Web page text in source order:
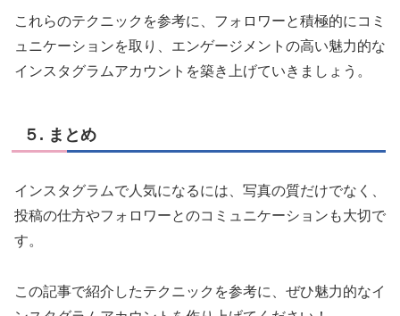
これらのテクニックを参考に、フォロワーと積極的にコミ
ュニケーションを取り、エンゲージメントの高い魅力的な
インスタグラムアカウントを築き上げていきましょう。
５. まとめ
インスタグラムで人気になるには、写真の質だけでなく、
投稿の仕方やフォロワーとのコミュニケーションも大切で
す。
この記事で紹介したテクニックを参考に、ぜひ魅力的なイ